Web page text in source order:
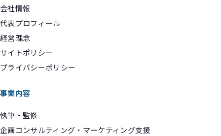
会社情報
代表プロフィール
経営理念
サイトポリシー
プライバシーポリシー
事業内容
執筆・監修
企画コンサルティング・マーケティング支援